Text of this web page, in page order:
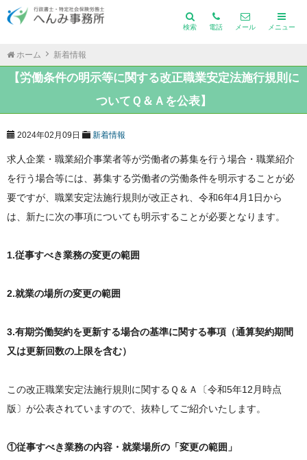
検索 電話 メール メニュー
ホーム 新着情報
【労働条件の明示等に関する改正職業安定法施行規則に
ついてＱ＆Ａを公表】
2024年02月09日 新着情報
求人企業・職業紹介事業者等が労働者の募集を行う場合・職業紹介
を行う場合等には、募集する労働者の労働条件を明示することが必
要ですが、職業安定法施行規則が改正され、令和6年4月1日から
は、新たに次の事項についても明示することが必要となります。
1.従事すべき業務の変更の範囲
2.就業の場所の変更の範囲
3.有期労働契約を更新する場合の基準に関する事項（通算契約期間
又は更新回数の上限を含む）
この改正職業安定法施行規則に関するＱ＆Ａ〔令和5年12月時点
版〕が公表されていますので、抜粋してご紹介いたします。
①従事すべき業務の内容・就業場所の「変更の範囲」